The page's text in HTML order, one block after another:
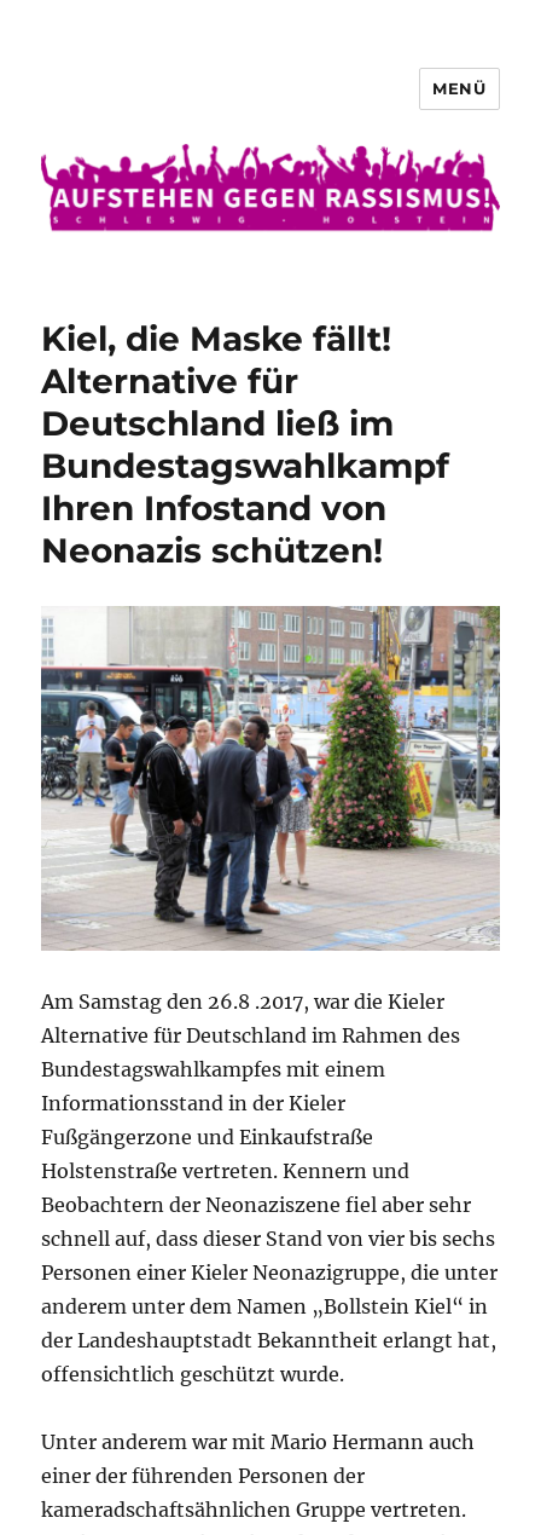
Aufstehen gegen Rassismus
MENÜ
Kiel, die Maske fällt!
Alternative für
Deutschland ließ im
Bundestagswahlkampf
Ihren Infostand von
Neonazis schützen!
Am Samstag den 26.8 .2017, war die Kieler
Alternative für Deutschland im Rahmen des
Bundestagswahlkampfes mit einem
Informationsstand in der Kieler
Fußgängerzone und Einkaufstraße
Holstenstraße vertreten. Kennern und
Beobachtern der Neonaziszene fiel aber sehr
schnell auf, dass dieser Stand von vier bis sechs
Personen einer Kieler Neonazigruppe, die unter
anderem unter dem Namen „Bollstein Kiel“ in
der Landeshauptstadt Bekanntheit erlangt hat,
offensichtlich geschützt wurde.
Unter anderem war mit Mario Hermann auch
einer der führenden Personen der
kameradschaftsähnlichen Gruppe vertreten.